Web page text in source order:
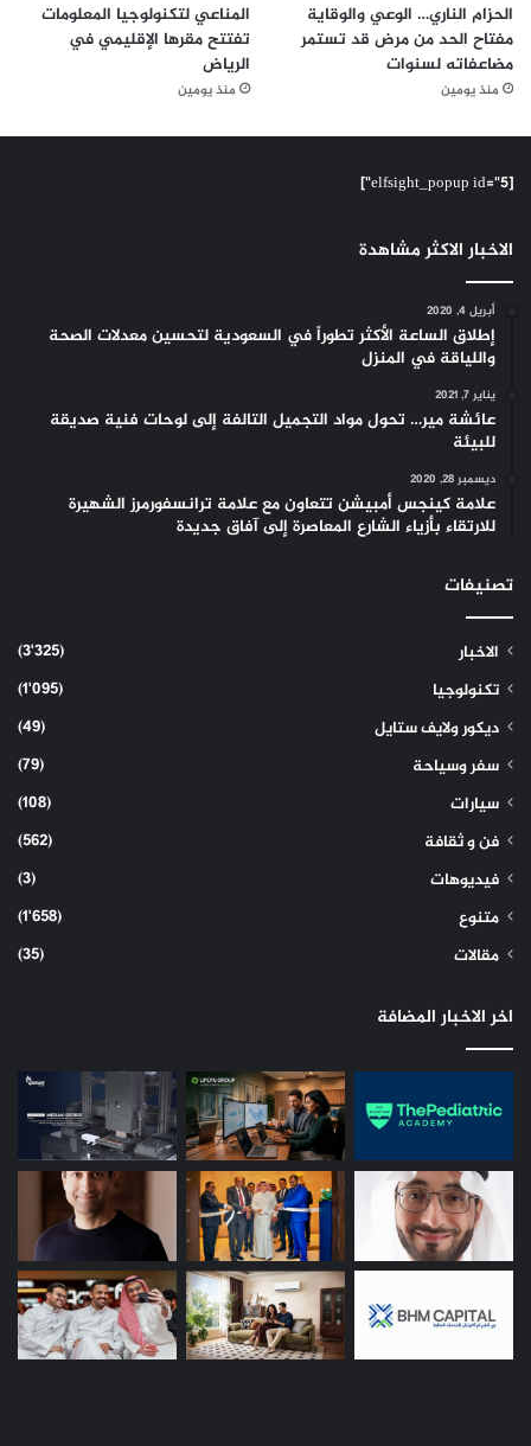
الحزام الناري… الوعي والوقاية
مفتاح الحد من مرض قد تستمر
مضاعفاته لسنوات
منذ يومين
المناعي لتكنولوجيا المعلومات
تفتتح مقرها الإقليمي في
الرياض
منذ يومين
[elfsight_popup id="5"]
الاخبار الاكثر مشاهدة
أبريل 4, 2020
إطلاق الساعة الأكثر تطوراً في السعودية لتحسين معدلات الصحة
واللياقة في المنزل
يناير 7, 2021
عائشة مير… تحول مواد التجميل التالفة إلى لوحات فنية صديقة
للبيئة
ديسمبر 28, 2020
علامة كينجس أمبيشن تتعاون مع علامة ترانسفورمرز الشهيرة
للارتقاء بأزياء الشارع المعاصرة إلى آفاق جديدة
تصنيفات
الاخبار
(3٬325)
تكنولوجيا
(1٬095)
ديكور ولايف ستايل
(49)
سفر وسياحة
(79)
سيارات
(108)
فن و ثقافة
(562)
فيديوهات
(3)
متنوع
(1٬658)
مقالات
(35)
اخر الاخبار المضافة